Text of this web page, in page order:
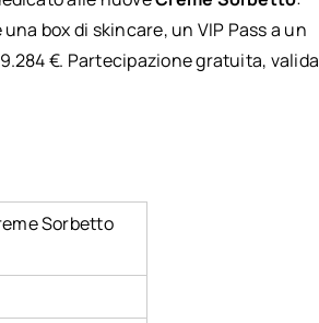
box di skincare, un VIP Pass a un
€. Partecipazione gratuita, valida
Sorbetto